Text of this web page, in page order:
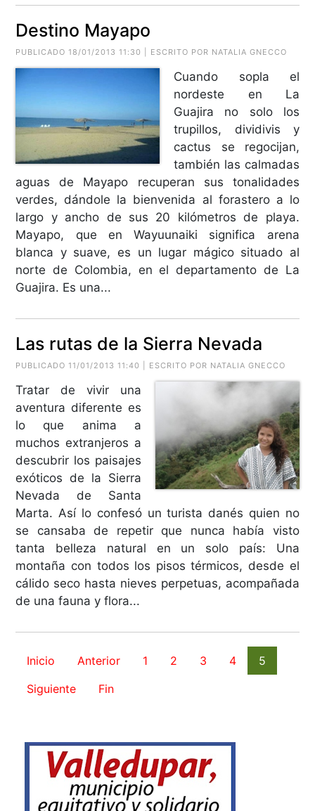
Destino Mayapo
PUBLICADO 18/01/2013 11:30 | ESCRITO POR NATALIA GNECCO
Cuando sopla el
nordeste en La
Guajira no solo los
trupillos, dividivis y
cactus se regocijan,
también las calmadas
aguas de Mayapo recuperan sus tonalidades
verdes, dándole la bienvenida al forastero a lo
largo y ancho de sus 20 kilómetros de playa.
Mayapo, que en Wayuunaiki significa arena
blanca y suave, es un lugar mágico situado al
norte de Colombia, en el departamento de La
Guajira. Es una...
Las rutas de la Sierra Nevada
PUBLICADO 11/01/2013 11:40 | ESCRITO POR NATALIA GNECCO
Tratar de vivir una
aventura diferente es
lo que anima a
muchos extranjeros a
descubrir los paisajes
exóticos de la Sierra
Nevada de Santa
Marta. Así lo confesó un turista danés quien no
se cansaba de repetir que nunca había visto
tanta belleza natural en un solo país: Una
montaña con todos los pisos térmicos, desde el
cálido seco hasta nieves perpetuas, acompañada
de una fauna y flora...
Inicio Anterior 1 2 3 4
5
Siguiente
Fin